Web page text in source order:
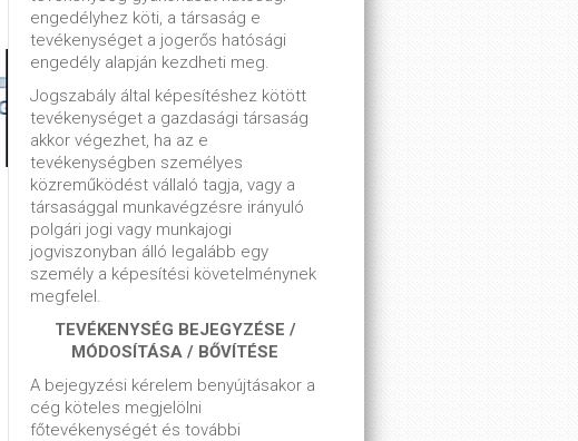
engedélyhez köti, a társaság e
tevékenységet a jogerős hatósági
engedély alapján kezdheti meg.
Jogszabály által képesítéshez kötött
tevékenységet a gazdasági társaság
akkor végezhet, ha az e
tevékenységben személyes
közreműködést vállaló tagja, vagy a
társasággal munkavégzésre irányuló
polgári jogi vagy munkajogi
jogviszonyban álló legalább egy
személy a képesítési követelménynek
megfelel.
TEVÉKENYSÉG BEJEGYZÉSE /
MÓDOSÍTÁSA / BŐVÍTÉSE
A bejegyzési kérelem benyújtásakor a
cég köteles megjelölni
főtevékenységét és további